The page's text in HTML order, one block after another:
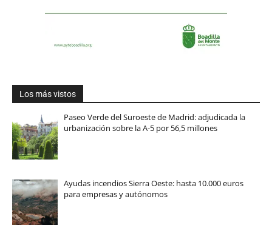
Los más vistos
Paseo Verde del Suroeste de Madrid: adjudicada la
urbanización sobre la A-5 por 56,5 millones
Ayudas incendios Sierra Oeste: hasta 10.000 euros
para empresas y autónomos